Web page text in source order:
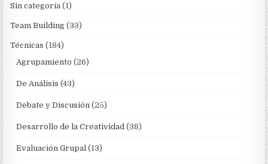
Sin categoría (1)
Team Building (33)
Técnicas (184)
Agrupamiento (26)
De Análisis (43)
Debate y Discusión (25)
Desarrollo de la Creatividad (38)
Evaluación Grupal (13)